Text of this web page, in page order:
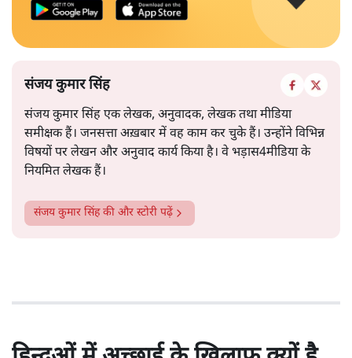
संजय कुमार सिंह
संजय कुमार सिंह एक लेखक, अनुवादक, लेखक तथा मीडिया
समीक्षक हैं। जनसत्ता अख़बार में वह काम कर चुके हैं। उन्होंने विभिन्न
विषयों पर लेखन और अनुवाद कार्य किया है। वे भड़ास4मीडिया के
नियमित लेखक हैं।
संजय कुमार सिंहकी और स्टोरी पढ़ें